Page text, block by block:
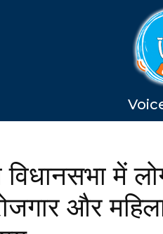
विधानसभा में
और महिला